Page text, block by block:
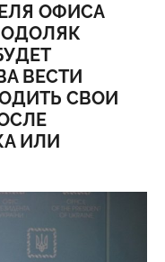
ОФИСА
ВЕСТИ
СВОИ
ИЛИ